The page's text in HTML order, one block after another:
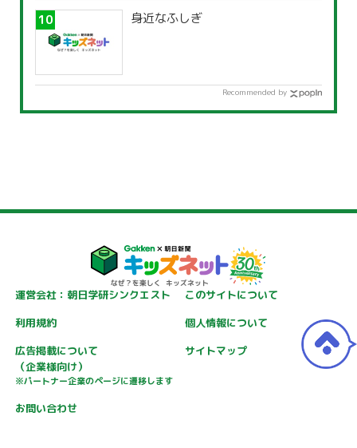
身近なふしぎ
Recommended by
運営会社：朝日学研シンクエスト
このサイトについて
利用規約
個人情報について
広告掲載について
（企業様向け）
※パートナー企業のページに遷移します
サイトマップ
お問い合わせ